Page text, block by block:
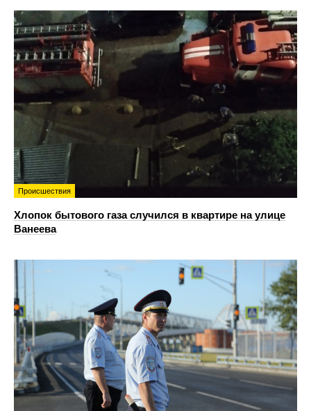
Происшествия
Хлопок бытового газа случился в квартире на улице
Ванеева